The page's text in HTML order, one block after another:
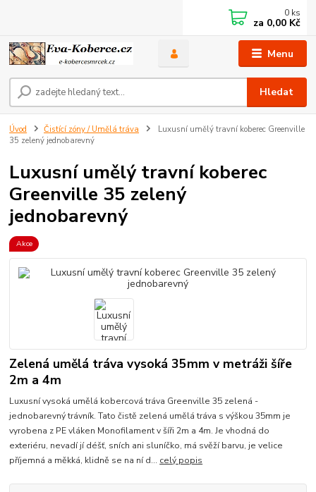
Menu
Hledat
0 ks
za 0,00 Kč
Úvod Čistící zóny / Umělá tráva
Luxusní umělý travní koberec Greenville
35 zelený jednobarevný
Luxusní umělý travní koberec
Greenville 35 zelený
jednobarevný
Akce
Zelená umělá tráva vysoká 35mm v metráži šíře
2m a 4m
Luxusní vysoká umělá kobercová tráva Greenville 35 zelená -
jednobarevný trávník. Tato čistě zelená umělá tráva s výškou 35mm je
vyrobena z PE vláken Monofilament v šíři 2m a 4m. Je vhodná do
exteriéru, nevadí jí déšť, sních ani sluníčko, má svěží barvu, je velice
příjemná a měkká, klidně se na ní d... celý popis